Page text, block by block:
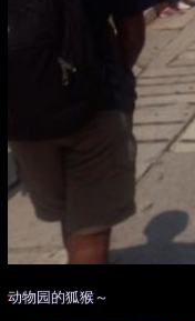
动物园的狐猴～